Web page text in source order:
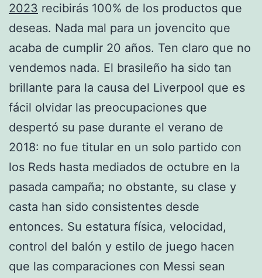
2023 recibirás 100% de los productos que
deseas. Nada mal para un jovencito que
acaba de cumplir 20 años. Ten claro que no
vendemos nada. El brasileño ha sido tan
brillante para la causa del Liverpool que es
fácil olvidar las preocupaciones que
despertó su pase durante el verano de
2018: no fue titular en un solo partido con
los Reds hasta mediados de octubre en la
pasada campaña; no obstante, su clase y
casta han sido consistentes desde
entonces. Su estatura física, velocidad,
control del balón y estilo de juego hacen
que las comparaciones con Messi sean